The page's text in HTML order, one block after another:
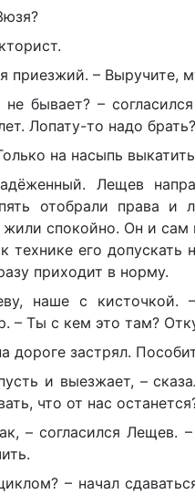
приезжий. – Выручите,
бывает? –
Лопату-то надо брать?
на насыпь
Лещев
отобрали права и
спокойно. Он и сам
технике его допускать
приходит в норму.
наше с кисточкой.
– Ты с кем это там?
дороге застрял.
и выезжает, –
что от нас
– согласился Лещев.
– начал